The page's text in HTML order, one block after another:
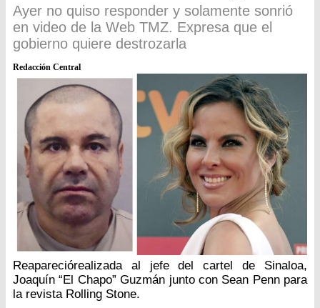
Ayer no quiso responder y solamente sonrió
en video de la Web TMZ. Expresa que el
gobierno quiere destrozarla
Redacción Central
Reapareciórealizada al jefe del cartel de Sinaloa,
Joaquín “El Chapo” Guzmán junto con Sean Penn para
la revista Rolling Stone.